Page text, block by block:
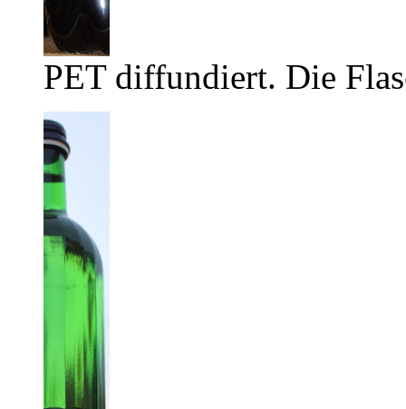
PET diffundiert. Die